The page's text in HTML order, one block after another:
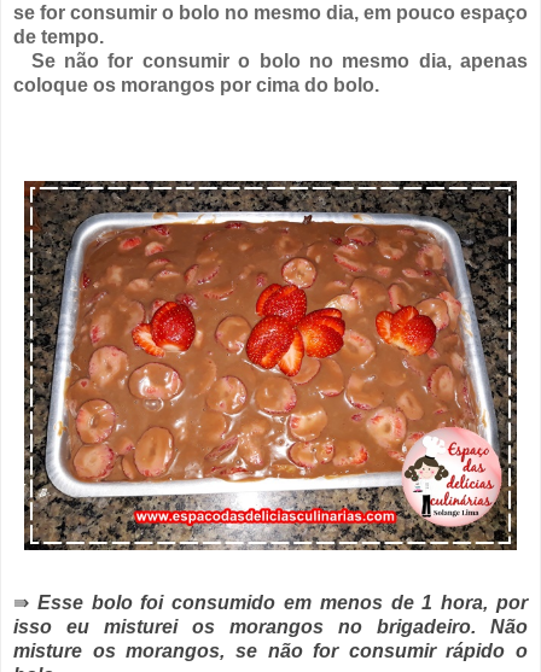
se for consumir o bolo no mesmo dia, em pouco espaço
de tempo.
Se não for consumir o bolo no mesmo dia, apenas
coloque os morangos por cima do bolo.
⇛ Esse bolo foi consumido em menos de 1 hora, por
isso eu misturei os morangos no brigadeiro. Não
misture os morangos, se não for consumir rápido o